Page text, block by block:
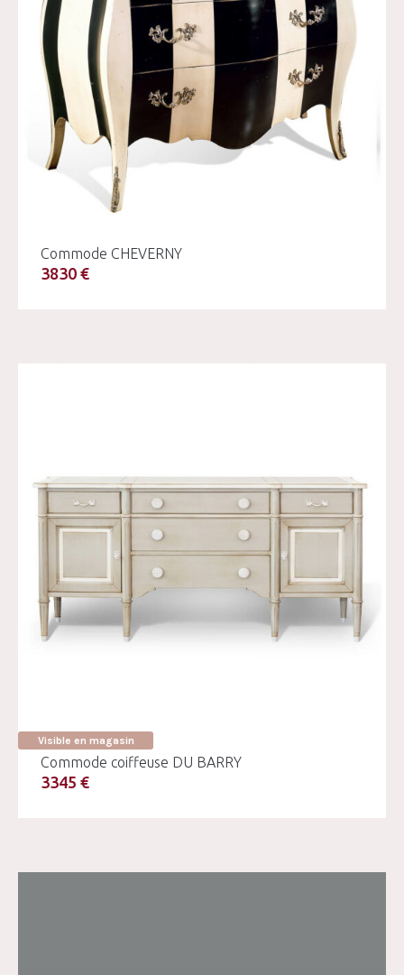
Commode CHEVERNY
3830 €
Visible en magasin
Commode coiffeuse DU BARRY
3345 €